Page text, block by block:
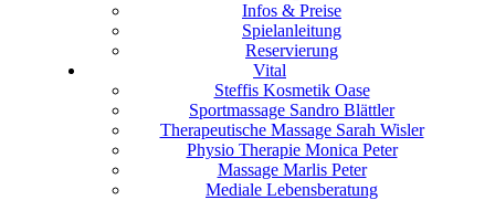
Infos & Preise
Spielanleitung
Reservierung
Vital
Steffis Kosmetik Oase
Sportmassage Sandro Blättler
Therapeutische Massage Sarah Wisler
Physio Therapie Monica Peter
Massage Marlis Peter
Mediale Lebensberatung